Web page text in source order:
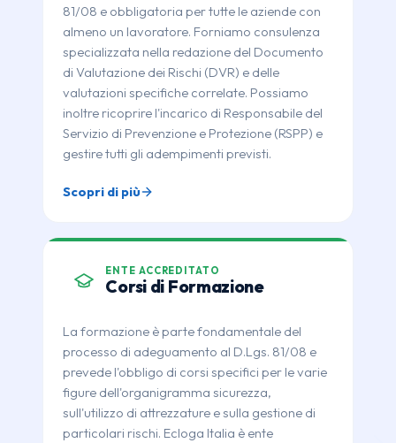
81/08 e obbligatoria per tutte le aziende con
almeno un lavoratore. Forniamo consulenza
specializzata nella redazione del Documento
di Valutazione dei Rischi (DVR) e delle
valutazioni specifiche correlate. Possiamo
inoltre ricoprire l'incarico di Responsabile del
Servizio di Prevenzione e Protezione (RSPP) e
gestire tutti gli adempimenti previsti.
Scopri di più
ENTE ACCREDITATO
Corsi di Formazione
La formazione è parte fondamentale del
processo di adeguamento al D.Lgs. 81/08 e
prevede l'obbligo di corsi specifici per le varie
figure dell'organigramma sicurezza,
sull'utilizzo di attrezzature e sulla gestione di
particolari rischi. Ecloga Italia è ente